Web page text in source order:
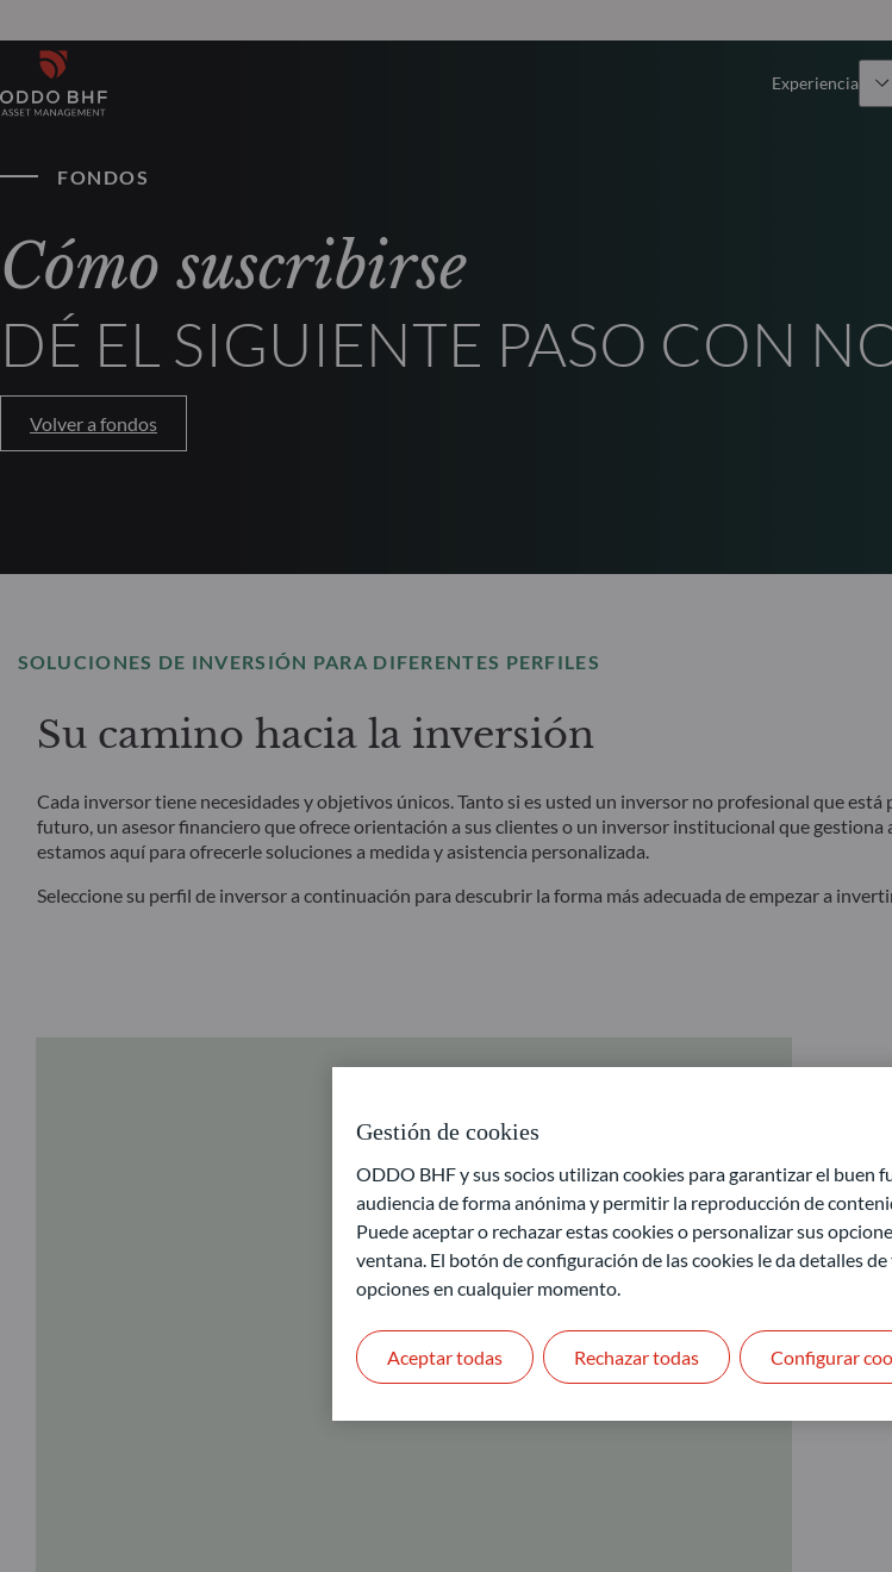
Experiencia
FONDOS
Cómo suscribirse
DÉ EL SIGUIENTE PASO CON
Volver a fondos
SOLUCIONES DE INVERSIÓN PARA DIFERENTES PERFILES
Su camino hacia la inversión
Cada inversor tiene necesidades y objetivos únicos. Tanto si es usted un inversor no profesional que está
futuro, un asesor financiero que ofrece orientación a sus clientes o un inversor institucional que
estamos aquí para ofrecerle soluciones a medida y asistencia personalizada.
Seleccione su perfil de inversor a continuación para descubrir la forma más adecuada de empezar a
Gestión de cookies
ODDO BHF y sus socios utilizan cookies para garantizar el buen
audiencia de forma anónima y permitir la reproducción de
Puede aceptar o rechazar estas cookies o personalizar sus
ventana. El botón de configuración de las cookies le da detalles
opciones en cualquier momento.
Rechazar todas
Aceptar todas Configurar